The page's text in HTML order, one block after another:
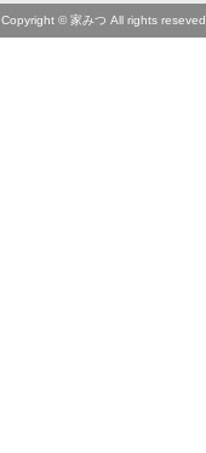
Copyright © 家みつ All rights reseved.